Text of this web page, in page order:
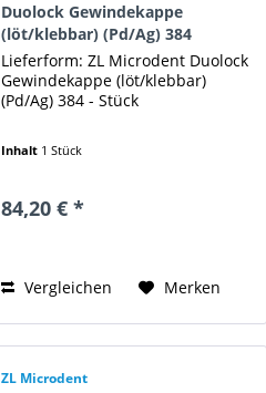
Duolock Gewindekappe
(löt/klebbar) (Pd/Ag) 384
Lieferform: ZL Microdent Duolock
Gewindekappe (löt/klebbar)
(Pd/Ag) 384 - Stück
Inhalt 1 Stück
84,20 € *
Vergleichen Merken
ZL Microdent